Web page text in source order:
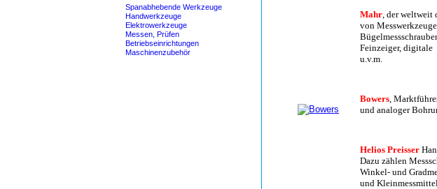
Spanabhebende Werkzeuge
Handwerkzeuge
Elektrowerkzeuge
Messen, Prüfen
Betriebseinrichtungen
Maschinenzubehör
Mahr, der weltweit
von
Feinzeiger, digitale
u.v.m.
Bowers,
und analoger
Helios Preisser
Dazu zählen
Winkel- und
und